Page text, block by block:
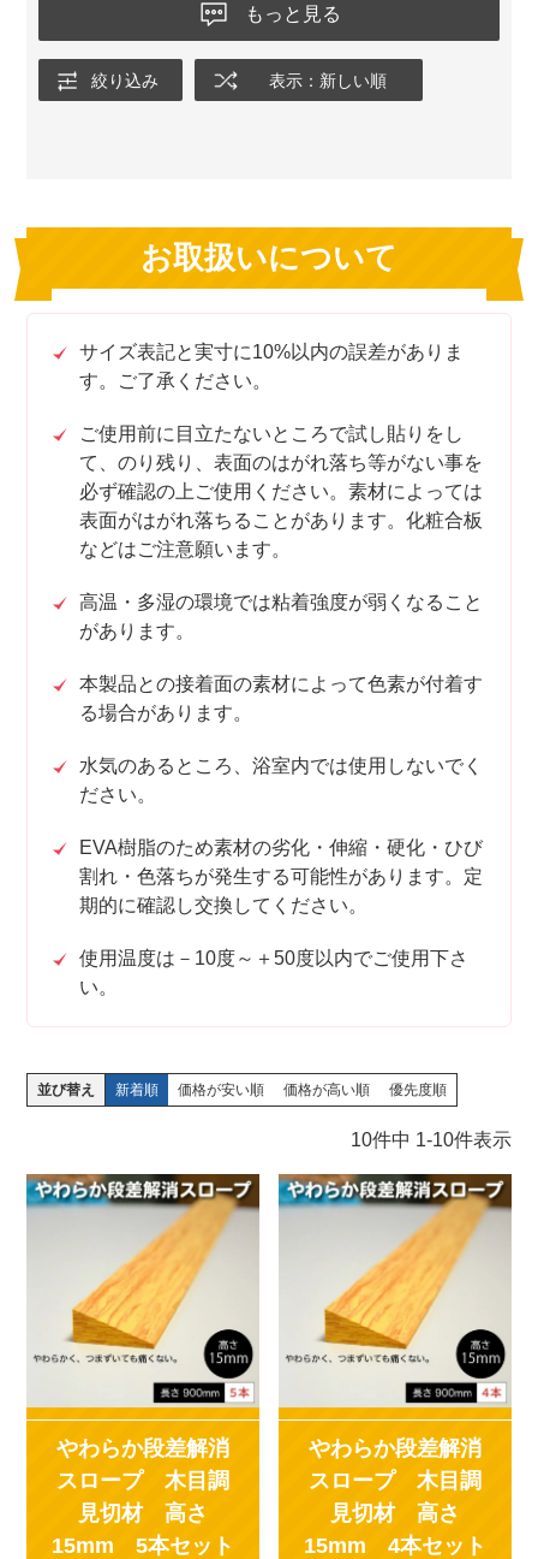
もっと見る
絞り込み 表示：新しい順
お取扱いについて
サイズ表記と実寸に10%以内の誤差がありま
す。ご了承ください。
ご使用前に目立たないところで試し貼りをし
て、のり残り、表面のはがれ落ち等がない事を
必ず確認の上ご使用ください。素材によっては
表面がはがれ落ちることがあります。化粧合板
などはご注意願います。
高温・多湿の環境では粘着強度が弱くなること
があります。
本製品との接着面の素材によって色素が付着す
る場合があります。
水気のあるところ、浴室内では使用しないでく
ださい。
EVA樹脂のため素材の劣化・伸縮・硬化・ひび
割れ・色落ちが発生する可能性があります。定
期的に確認し交換してください。
使用温度は－10度～＋50度以内でご使用下さ
い。
並び替え 新着順 価格が安い順 価格が高い順 優先度順
10件中 1-10件表示
やわらか段差解消
スロープ 木目調
見切材 高さ
15mm 5本セット
やわらか段差解消
スロープ 木目調
見切材 高さ
15mm 4本セット